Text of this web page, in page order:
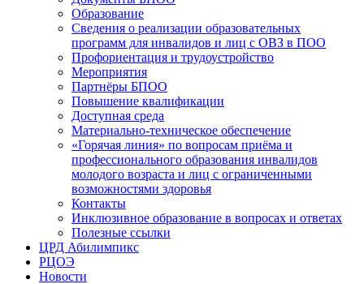
Образование
Сведения о реализации образовательных
программ для инвалидов и лиц с ОВЗ в ПОО
Профориентация и трудоустройство
Мероприятия
Партнёры БПОО
Повышение квалификации
Доступная среда
Материально-техническое обеспечение
«Горячая линия» по вопросам приёма и
профессионального образования инвалидов
молодого возраста и лиц с ограниченными
возможностями здоровья
Контакты
Инклюзивное образование в вопросах и ответах
Полезные ссылки
ЦРД Абилимпикс
РЦОЭ
Новости